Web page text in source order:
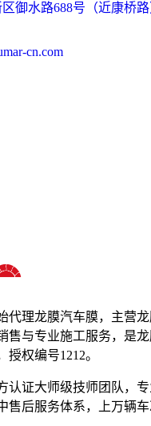
御水路688号（近康桥路
cn.com
代理龙膜汽车膜，主营
售与专业施工服务，是
权编号1212。
认证大师级技师团队，
售后服务体系，上万辆